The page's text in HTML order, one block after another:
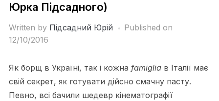
Юрка Підсадного)
Written by Підсадний Юрій
Published on
12/10/2016
Як борщ в Україні, так і кожна famigliaв Італії має
свій секрет, як готувати дійсно смачну пасту.
Певно, всі бачили шедевр кінематографії